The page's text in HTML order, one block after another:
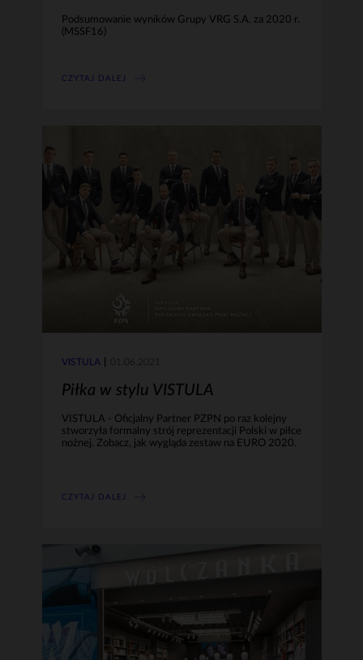
Podsumowanie wyników Grupy VRG S.A. za 2020 r.
(MSSF16)
CZYTAJ DALEJ
VISTULA 01.06.2021
Piłka w stylu VISTULA
VISTULA - Oficjalny Partner PZPN po raz kolejny
stworzyła formalny strój reprezentacji Polski w piłce
nożnej. Zobacz, jak wygląda zestaw na EURO 2020.
CZYTAJ DALEJ